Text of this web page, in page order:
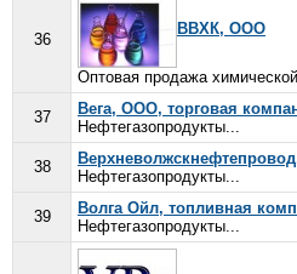
36
ВВХК, ООО
Оптовая продажа
37
Вега, ООО, торговая
Нефтегазопродукты...
38
Нефтегазопродукты...
39
Волга Ойл, топливная
Нефтегазопродукты...